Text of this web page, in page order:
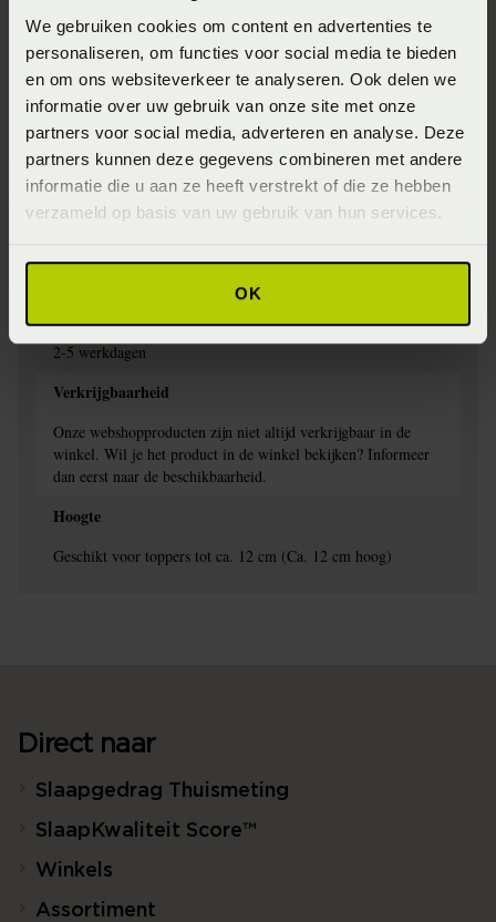
We gebruiken cookies om content en advertenties te
personaliseren, om functies voor social media te bieden
en om ons websiteverkeer te analyseren. Ook delen we
informatie over uw gebruik van onze site met onze
partners voor social media, adverteren en analyse. Deze
partners kunnen deze gegevens combineren met andere
informatie die u aan ze heeft verstrekt of die ze hebben
verzameld op basis van uw gebruik van hun services.
OK
Jersey
Specifiek materiaal
97% Katoen, 3% elestan
Afwerking
Elastiek rondom
Wasbaar op 60 graden
2-5 werkdagen
Verkrijgbaarheid
Onze webshopproducten zijn niet altijd verkrijgbaar in de
winkel. Wil je het product in de winkel bekijken? Informeer
dan eerst naar de beschikbaarheid.
Hoogte
Geschikt voor toppers tot ca. 12 cm (Ca. 12 cm hoog)
Direct naar
Slaapgedrag Thuismeting
SlaapKwaliteit Score™
Winkels
Assortiment